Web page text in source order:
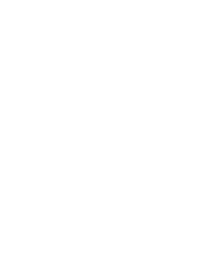
kaviareň, 2 ďalšie reštaurácie pre členov klubu
vírivky, bankomat, fitness centrum.